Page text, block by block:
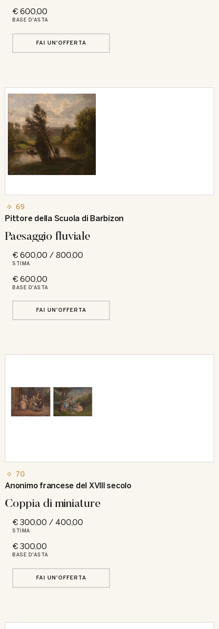
€ 600,00
BASE D'ASTA
FAI UN'OFFERTA
69
Pittore della Scuola di Barbizon
Paesaggio fluviale
€ 600,00 / 800,00
STIMA
€ 600,00
BASE D'ASTA
FAI UN'OFFERTA
70
Anonimo francese del XVIII secolo
Coppia di miniature
€ 300,00 / 400,00
STIMA
€ 300,00
BASE D'ASTA
FAI UN'OFFERTA